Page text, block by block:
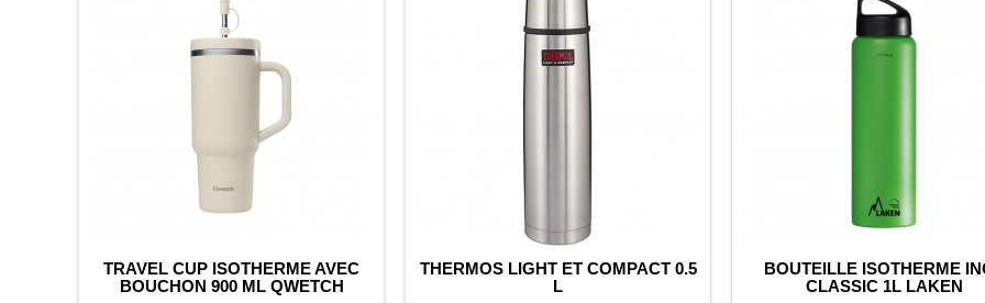
TRAVEL CUP ISOTHERME AVEC
BOUCHON 900 ML QWETCH
THERMOS LIGHT ET COMPACT 0.5
L
BOUTEILLE ISOTHERME
CLASSIC 1L LAKEN